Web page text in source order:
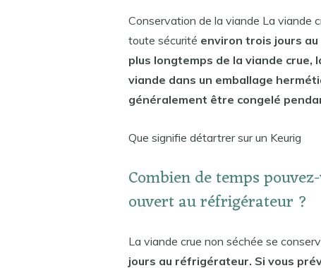
Conservation de la viande La viande
toute sécurité environ trois jours
plus longtemps de la viande crue,
viande dans un emballage
généralement être congelé
Que signifie détartrer sur un Keurig
Combien de temps
ouvert au réfrigérateur ?
La viande crue non séchée se
jours au réfrigérateur. Si vous